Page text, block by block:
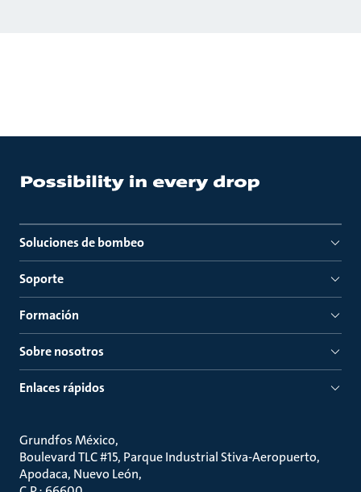
Soluciones de bombeo
Soporte
Formación
Sobre nosotros
Enlaces rápidos
Grundfos México
Boulevard TLC #15, Parque Industrial Stiva-Aeropuerto,
Apodaca, Nuevo León